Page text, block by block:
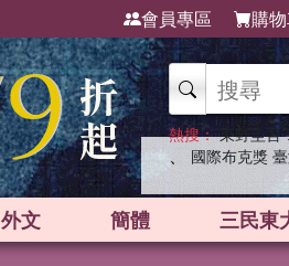
會員專區 購
熱搜： 東野圭吾
、 國際布克獎
外文 簡體 三民東